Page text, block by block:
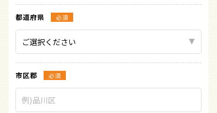
都道府県 必須
市区郡 必須